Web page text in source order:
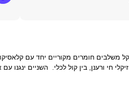
משלבים חומרים מקוריים יחד עם
חי ורענן, בין קול לכלי. השניים